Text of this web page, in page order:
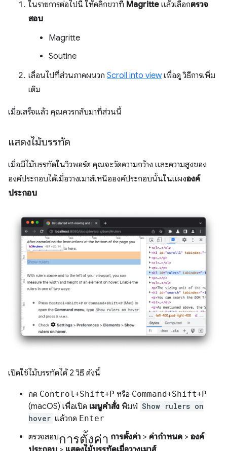
ในรายการต่อไปนี้ ให้คลิกขวาที่ Magritte แล้วเลือกตรวจ
สอบ
Magritte
Soutine
เลื่อนไปที่ส่วนภาคผนวก Scroll into viewเพื่อดู วิธีการเพิ่ม
เติม
เมื่อเสร็จแล้ว คุณควรกลับมาที่ส่วนนี้
แสดงไม้บรรทัด
เมื่อมีไม้บรรทัดในวิวพอร์ต คุณจะวัดความกว้าง และความสูงของ
องค์ประกอบได้เมื่อวางเมาส์เหนือองค์ประกอบนั้นในแผงองค์
ประกอบ
เปิดใช้ไม้บรรทัดได้ 2 วิธี ดังนี้
กด Control+Shift+ P หรือ Command+Shift+ P
(macOS) เพื่อเปิด เมนูคำสั่ง พิมพ์ Show rulers on
hover แล้วกด Enter
ตรวจสอบการตั้งค่า การตั้งค่า > ค่ากำหนด > องค์